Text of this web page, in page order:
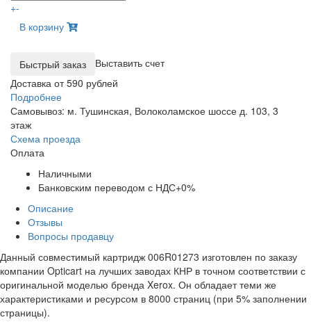
+-
В корзину
Выставить счет
Доставка от 590 рублей
Подробнее
Самовывоз: м. Тушинская, Волоколамское шоссе д. 103, 3
этаж
Схема проезда
Оплата
Наличными
Банковским переводом с НДС+0%
Описание
Отзывы
Вопросы продавцу
Данный совместимый картридж 006R01273 изготовлен по заказу
компании Opticart на лучших заводах КНР в точном соответствии с
оригинальной моделью бренда Xerox. Он обладает теми же
характеристиками и ресурсом в 8000 страниц (при 5% заполнении
страницы).